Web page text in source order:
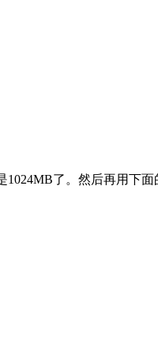
1024MB了。然后再用下